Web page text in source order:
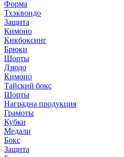
Форма
Тхэквондо
Защита
Кимоно
Кикбоксинг
Брюки
Шорты
Дзюдо
Кимоно
Тайский бокс
Шорты
Наградна продукция
Грамоты
Кубки
Медали
Бокс
Защита